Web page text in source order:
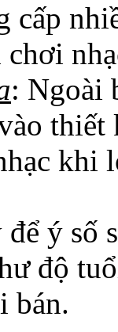
cấp
: Ngoài
thiết
khi
để ý số
độ
bán.